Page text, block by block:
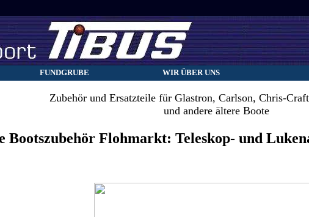
FUNDGRUBE WIR ÜBER UNS
Zubehör und Ersatzteile für Glastron, Carlson, Chris-
und andere ältere Boote
Bootszubehör Flohmarkt: Teleskop- und